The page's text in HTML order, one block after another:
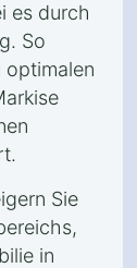
es durch
So
optimalen
Sie
in